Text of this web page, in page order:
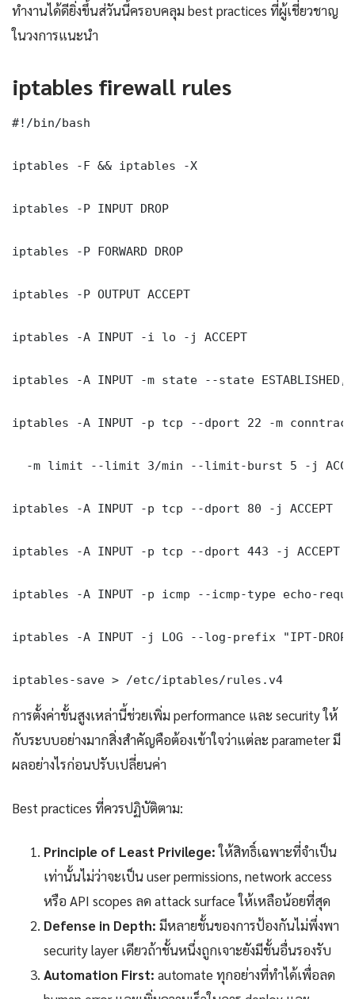
ทำงานได้ดียิ่งขึ้นส่วันนี้ี้ครอบคลุม best practices ที่ผู้เชี่ยวชาญ
ในวงการแนะนำ
iptables firewall rules
#!/bin/bash
iptables -F && iptables -X
iptables -P INPUT DROP
iptables -P FORWARD DROP
iptables -P OUTPUT ACCEPT
iptables -A INPUT -i lo -j ACCEPT
iptables -A INPUT -m state --state ESTABLISHED,
iptables -A INPUT -p tcp --dport 22 -m
-m limit --limit 3/min --limit-burst 5 -j
iptables -A INPUT -p tcp --dport 80 -j ACCEPT
iptables -A INPUT -p tcp --dport 443 -j ACCEPT
iptables -A INPUT -p icmp --icmp-type echo-
iptables -A INPUT -j LOG --log-prefix "IPT-
iptables-save > /etc/iptables/rules.v4
การตั้งค่าขั้นสูงเหล่านี้ช่วยเพิ่ม performance และ security ให้
กับระบบอย่างมากสิ่งสำคัญคือต้องเข้าใจว่าแต่ละ parameter มี
ผลอย่างไรก่อนปรับเปลี่ยนค่า
Best practices ที่ควรปฏิบัติตาม:
Principle of Least Privilege:ให้สิทธิ์เฉพาะที่จำเป็น
เท่านั้นไม่ว่าจะเป็น user permissions, network access
หรือ API scopes ลด attack surface ให้เหลือน้อยที่สุด
Defense in Depth: มีหลายชั้นของการป้องกันไม่พึ่งพา
security layer เดียวถ้าชั้นหนึ่งถูกเจาะยังมีชั้นอื่นรองรับ
Automation First: automate ทุกอย่างที่ทำได้เพื่อลด